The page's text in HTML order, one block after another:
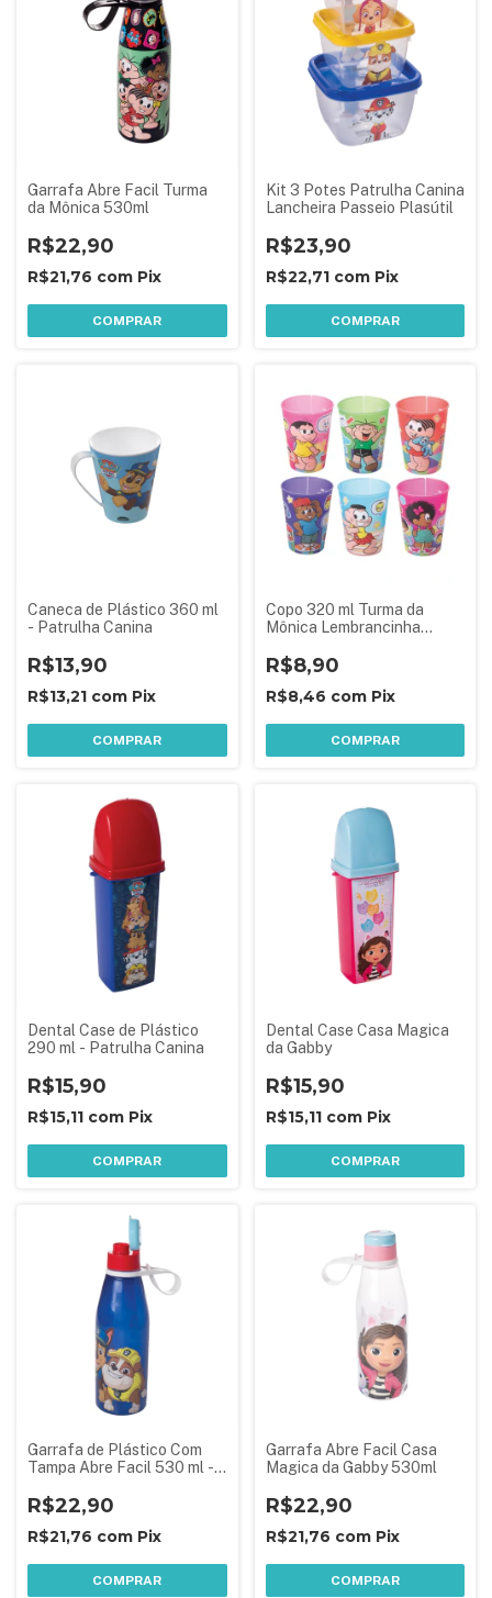
Garrafa Abre Facil Turma
da Mônica 530ml
R$22,90
R$21,76 com Pix
COMPRAR
Kit 3 Potes Patrulha Canina
Lancheira Passeio Plasútil
R$23,90
R$22,71 com Pix
COMPRAR
Caneca de Plástico 360 ml
- Patrulha Canina
R$13,90
R$13,21 com Pix
COMPRAR
Copo 320 ml Turma da
Mônica Lembrancinha
1 Peça Sortida
R$8,90
R$8,46 com Pix
COMPRAR
Dental Case de Plástico
290 ml - Patrulha Canina
R$15,90
R$15,11 com Pix
COMPRAR
Dental Case Casa Magica
da Gabby
R$15,90
R$15,11 com Pix
COMPRAR
Garrafa de Plástico Com
Tampa Abre Facil 530 ml -
R$22,90
R$21,76 com Pix
COMPRAR
Garrafa Abre Facil Casa
Magica da Gabby 530ml
R$22,90
R$21,76 com Pix
COMPRAR